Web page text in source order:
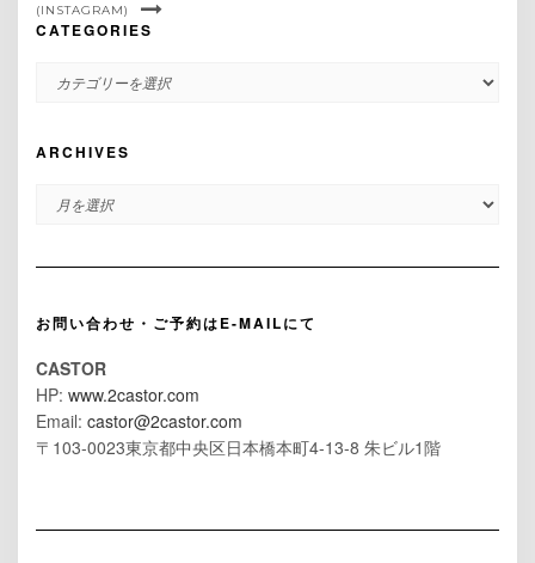
(INSTAGRAM)
CATEGORIES
CATEGORIES
ARCHIVES
ARCHIVES
お問い合わせ・ご予約はE-MAILにて
CASTOR
HP: www.2castor.com
Email: castor@2castor.com
〒103-0023東京都中央区日本橋本町4-13-8 朱ビル1階